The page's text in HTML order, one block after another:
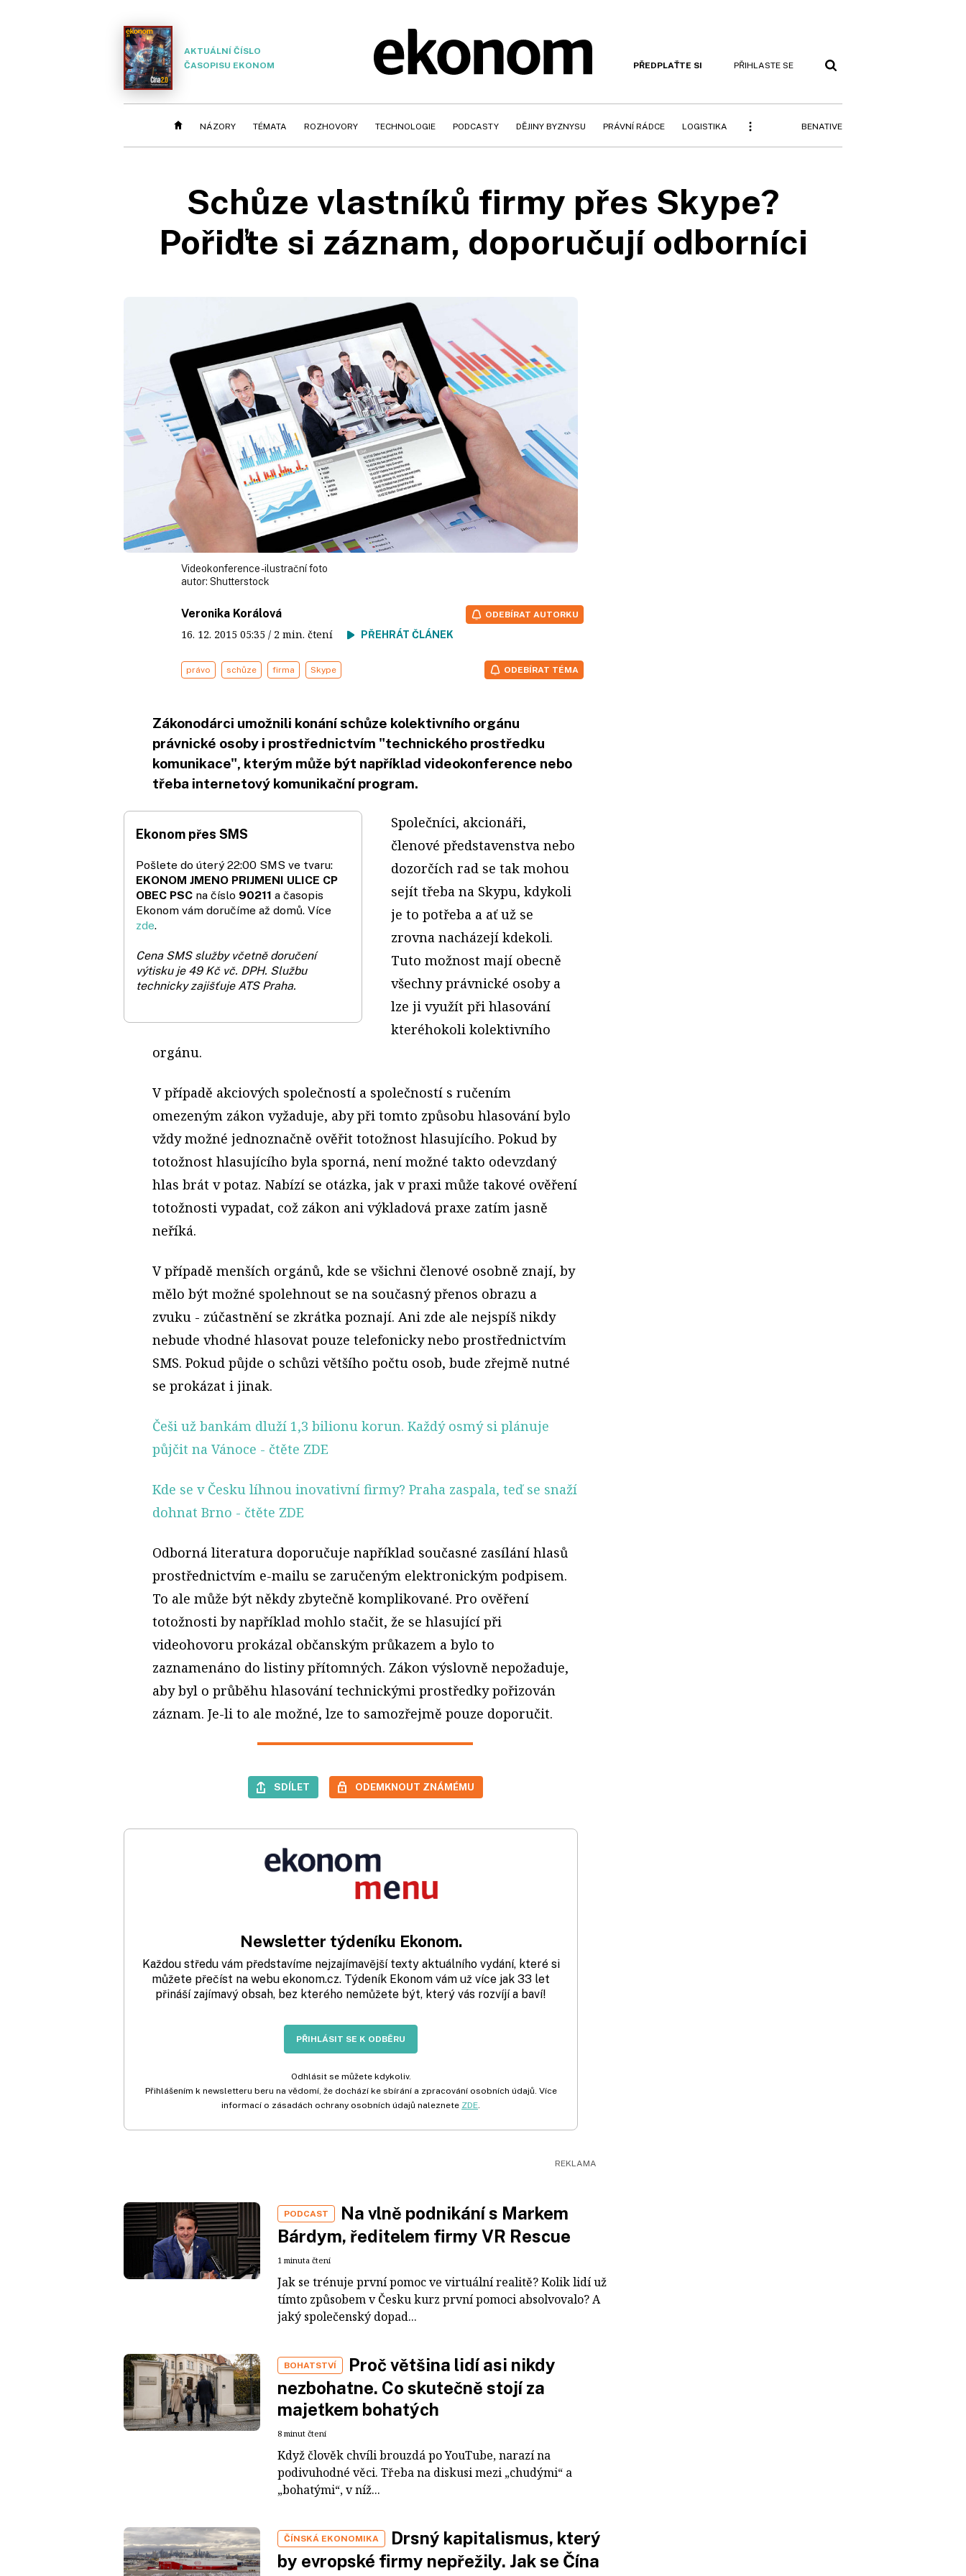
AKTUÁLNÍ ČÍSLO
ČASOPISU EKONOM
PŘEDPLAŤTE SI PŘIHLASTE SE
NÁZORY TÉMATA ROZHOVORY TECHNOLOGIE PODCASTY DĚJINY BYZNYSU PRÁVNÍ RÁDCE LOGISTIKA BENATIVE
Schůze vlastníků firmy přes Skype?
Pořiďte si záznam, doporučují odborníci
Videokonference - ilustrační foto
autor: Shutterstock
Veronika Korálová
16. 12. 2015 05:35 / 2 min. čtení PŘEHRÁT ČLÁNEK
ODEBÍRAT AUTORKU
právo schůze firma Skype ODEBÍRAT TÉMA
Zákonodárci umožnili konání schůze kolektivního orgánu
právnické osoby i prostřednictvím "technického prostředku
komunikace", kterým může být například videokonference nebo
třeba internetový komunikační program.
Ekonom přes SMS
Pošlete do úterý 22:00 SMS ve tvaru:
EKONOM JMENO PRIJMENI ULICE CP
OBEC PSC na číslo 90211 a časopis
Ekonom vám doručíme až domů. Více
zde.
Cena SMS služby včetně doručení
výtisku je 49 Kč vč. DPH. Službu
technicky zajišťuje ATS Praha.
Společníci, akcionáři,
členové představenstva nebo
dozorčích rad se tak mohou
sejít třeba na Skypu, kdykoli
je to potřeba a ať už se
zrovna nacházejí kdekoli.
Tuto možnost mají obecně
všechny právnické osoby a
lze ji využít při hlasování
kteréhokoli kolektivního
orgánu.
V případě akciových společností a společností s ručením
omezeným zákon vyžaduje, aby při tomto způsobu hlasování bylo
vždy možné jednoznačně ověřit totožnost hlasujícího. Pokud by
totožnost hlasujícího byla sporná, není možné takto odevzdaný
hlas brát v potaz. Nabízí se otázka, jak v praxi může takové ověření
totožnosti vypadat, což zákon ani výkladová praxe zatím jasně
neříká.
V případě menších orgánů, kde se všichni členové osobně znají, by
mělo být možné spolehnout se na současný přenos obrazu a
zvuku - zúčastnění se zkrátka poznají. Ani zde ale nejspíš nikdy
nebude vhodné hlasovat pouze telefonicky nebo prostřednictvím
SMS. Pokud půjde o schůzi většího počtu osob, bude zřejmě nutné
se prokázat i jinak.
Češi už bankám dluží 1,3 bilionu korun. Každý osmý si plánuje
půjčit na Vánoce - čtěte ZDE
Kde se v Česku líhnou inovativní firmy? Praha zaspala, teď se snaží
dohnat Brno - čtěte ZDE
Odborná literatura doporučuje například současné zasílání hlasů
prostřednictvím e-mailu se zaručeným elektronickým podpisem.
To ale může být někdy zbytečně komplikované. Pro ověření
totožnosti by například mohlo stačit, že se hlasující při
videohovoru prokázal občanským průkazem a bylo to
zaznamenáno do listiny přítomných. Zákon výslovně nepožaduje,
aby byl o průběhu hlasování technickými prostředky pořizován
záznam. Je-li to ale možné, lze to samozřejmě pouze doporučit.
SDÍLET ODEMKNOUT ZNÁMÉMU
Newsletter týdeníku Ekonom.
Každou středu vám představíme nejzajímavější texty aktuálního vydání, které si
můžete přečíst na webu ekonom.cz. Týdeník Ekonom vám už více jak 33 let
přináší zajímavý obsah, bez kterého nemůžete být, který vás rozvíjí a baví!
PŘIHLÁSIT SE K ODBĚRU
Odhlásit se můžete kdykoliv.
Přihlášením k newsletteru beru na vědomí, že dochází ke sbírání a zpracování osobních údajů. Více
informací o zásadách ochrany osobních údajů naleznete ZDE
PODCAST
Na vlně podnikání s Markem
Bárdym, ředitelem firmy VR Rescue
1 minuta čtení
Jak se trénuje první pomoc ve virtuální realitě? Kolik lidí už
tímto způsobem v Česku kurz první pomoci absolvovalo? A
jaký společenský dopad...
BOHATSTVÍ
Proč většina lidí asi nikdy
nezbohatne. Co skutečně stojí za
majetkem bohatých
8 minut čtení
Když člověk chvíli brouzdá po YouTube, narazí na
podivuhodné věci. Třeba na diskusi mezi „chudými“ a
„bohatými“, v níž...
ČÍNSKÁ EKONOMIKA
Drsný kapitalismus, který
by evropské firmy nepřežily. Jak se Čína